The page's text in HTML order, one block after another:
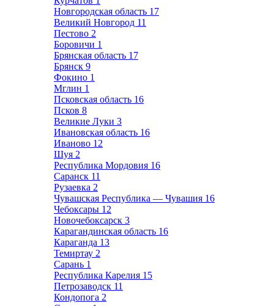
Новгородская область 17
Великий Новгород 11
Пестово 2
Боровичи 1
Брянская область 17
Брянск 9
Фокино 1
Мглин 1
Псковская область 16
Псков 8
Великие Луки 3
Ивановская область 16
Иваново 12
Шуя 2
Республика Мордовия 16
Саранск 11
Рузаевка 2
Чувашская Республика — Чувашия 16
Чебоксары 12
Новочебоксарск 3
Карагандинская область 16
Караганда 13
Темиртау 2
Сарань 1
Республика Карелия 15
Петрозаводск 11
Кондопога 2